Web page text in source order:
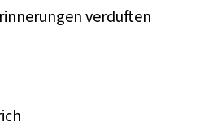
verduften